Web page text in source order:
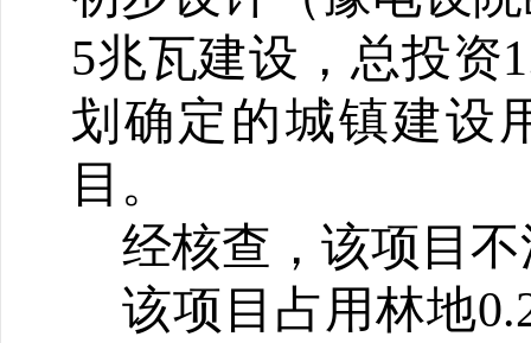
5兆瓦建设，总投资
划确定的城镇建设
目。
经核查，该项目
该项目占用林地